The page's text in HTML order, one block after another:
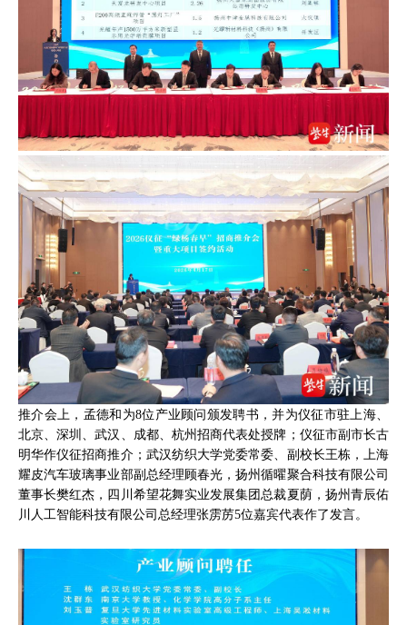
推介会上，孟德和为8位产业顾问颁发聘书，并为仪征市驻上海、
北京、深圳、武汉、成都、杭州招商代表处授牌；仪征市副市长古
明华作仪征招商推介；武汉纺织大学党委常委、副校长王栋，上海
耀皮汽车玻璃事业部副总经理顾春光，扬州循曜聚合科技有限公司
董事长樊红杰，四川希望花舞实业发展集团总裁夏荫，扬州青辰佑
川人工智能科技有限公司总经理张雳苈5位嘉宾代表作了发言。